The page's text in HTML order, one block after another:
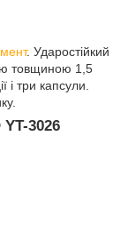
. Ударостійкий
товщиною 1,5
і три капсули.
3026